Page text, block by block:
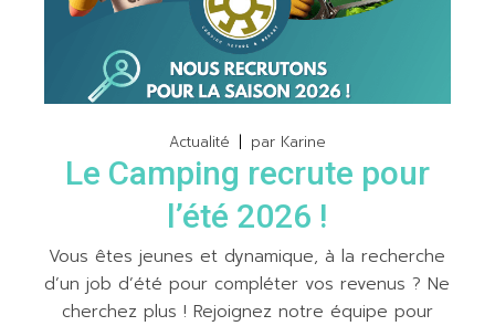
Actualité par Karine
Le Camping recrute pour
l’été 2026 !
Vous êtes jeunes et dynamique, à la recherche
d’un job d’été pour compléter vos revenus ? Ne
cherchez plus ! Rejoignez notre équipe pour